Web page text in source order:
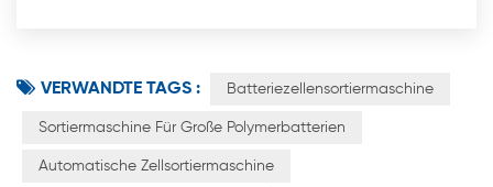
VERWANDTE TAGS : Batteriezellensortiermaschine
Sortiermaschine Für Große Polymerbatterien
Automatische Zellsortiermaschine